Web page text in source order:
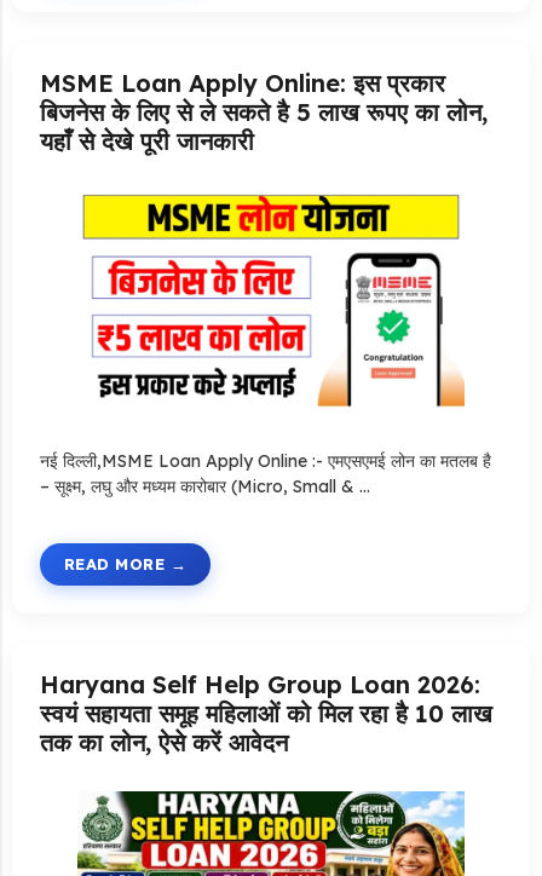
MSME Loan Apply Online: इस प्रकार
बिजनेस के लिए से ले सकते है 5 लाख रूपए का लोन,
यहाँ से देखे पूरी जानकारी
नई दिल्ली,MSME Loan Apply Online :- एमएसएमई लोन का मतलब है
– सूक्ष्म, लघु और मध्यम कारोबार (Micro, Small & …
READ MORE
Haryana Self Help Group Loan 2026:
स्वयं सहायता समूह महिलाओं को मिल रहा है ₹10 लाख
तक का लोन, ऐसे करें आवेदन